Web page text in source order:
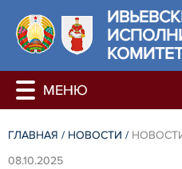
ГЛАВНАЯ / НОВОСТИ /
08.10.2025